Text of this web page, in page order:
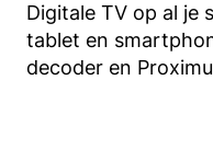
Digitale TV op al je
tablet en
decoder en